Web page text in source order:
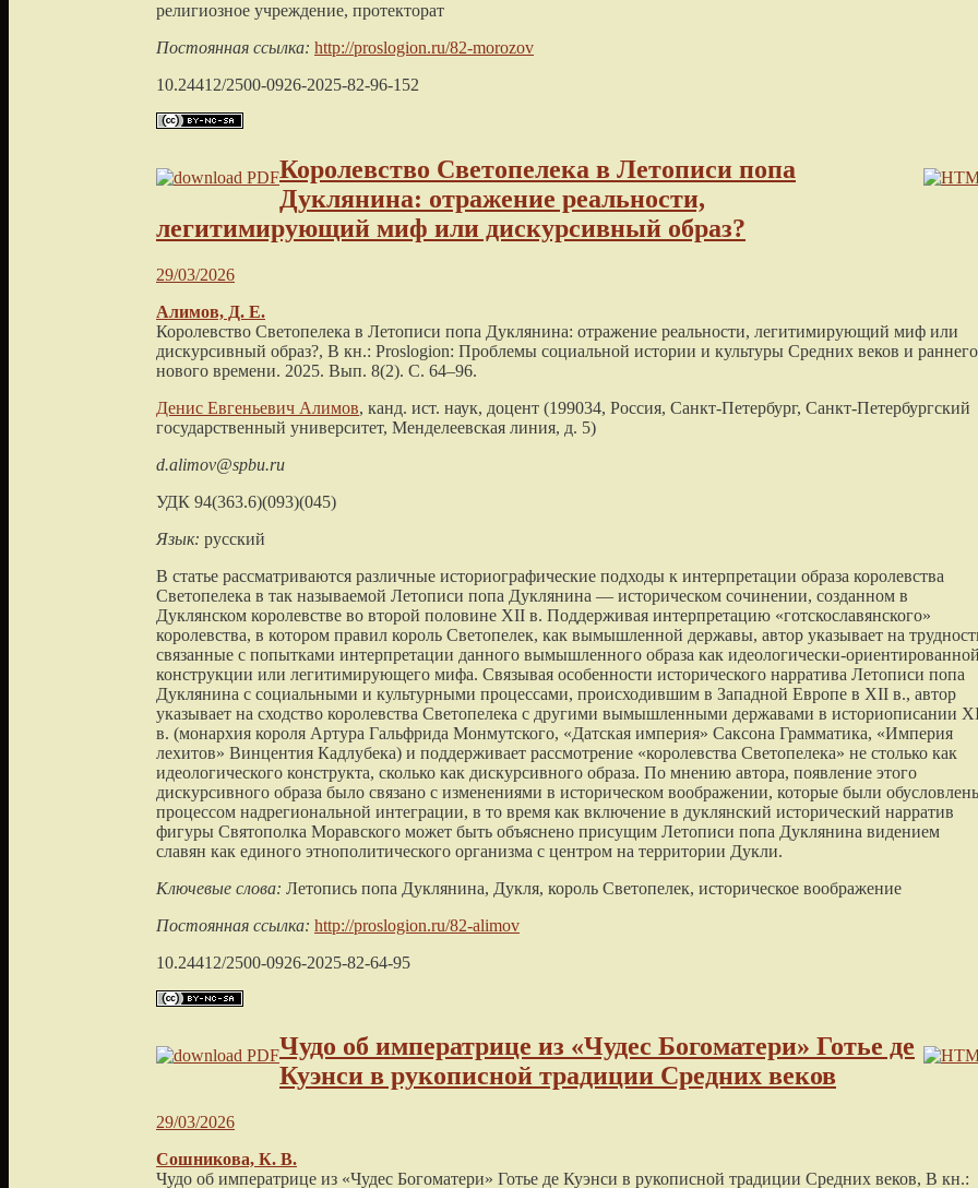
религиозное учреждение, протекторат
Постоянная ссылка: http://proslogion.ru/82-morozov
10.24412/2500-0926-2025-82-96-152
Королевство Светопелека в Летописи попа
Дуклянина: отражение реальности,
легитимирующий миф или дискурсивный образ?
29/03/2026
Алимов, Д. Е.
Королевство Светопелека в Летописи попа Дуклянина: отражение реальности, легитимирующий миф или
дискурсивный образ?, В кн.: Proslogion: Проблемы социальной истории и культуры Средних веков и раннего
нового времени. 2025. Вып. 8(2). С. 64–96.
Денис Евгеньевич Алимов, канд. ист. наук, доцент (199034, Россия, Санкт-Петербург, Санкт-Петербургский
государственный университет, Менделеевская линия, д. 5)
d.alimov@spbu.ru
УДК 94(363.6)(093)(045)
Язык: русский
В статье рассматриваются различные историографические подходы к интерпретации образа королевства
Светопелека в так называемой Летописи попа Дуклянина — историческом сочинении, созданном в
Дуклянском королевстве во второй половине XII в. Поддерживая интерпретацию «готскославянского»
королевства, в котором правил король Светопелек, как вымышленной державы, автор указывает на
связанные с попытками интерпретации данного вымышленного образа как идеологически-
конструкции или легитимирующего мифа. Связывая особенности исторического нарратива Летописи попа
Дуклянина с социальными и культурными процессами, происходившим в Западной Европе в XII в., автор
указывает на сходство королевства Светопелека с другими вымышленными державами в историописании
в. (монархия короля Артура Гальфрида Монмутского, «Датская империя» Саксона Грамматика, «Империя
лехитов» Винцентия Кадлубека) и поддерживает рассмотрение «королевства Светопелека» не столько как
идеологического конструкта, сколько как дискурсивного образа. По мнению автора, появление этого
дискурсивного образа было связано с изменениями в историческом воображении, которые были
процессом надрегиональной интеграции, в то время как включение в дуклянский исторический нарратив
фигуры Святополка Моравского может быть объяснено присущим Летописи попа Дуклянина видением
славян как единого этнополитического организма с центром на территории Дукли.
Ключевые слова: Летопись попа Дуклянина, Дукля, король Светопелек, историческое воображение
Постоянная ссылка: http://proslogion.ru/82-alimov
10.24412/2500-0926-2025-82-64-95
Чудо об императрице из «Чудес Богоматери» Готье де
Куэнси в рукописной традиции Средних веков
29/03/2026
Сошникова, К. В.
Чудо об императрице из «Чудес Богоматери» Готье де Куэнси в рукописной традиции Средних веков, В кн.: